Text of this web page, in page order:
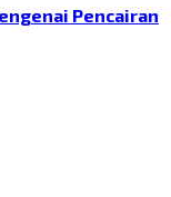
Pencairan